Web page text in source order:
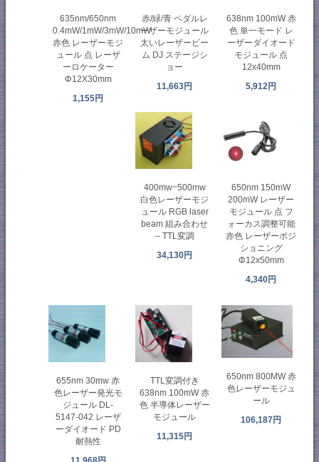
635nm/650nm
0.4mW/1mW/3mW/10mW
赤色 レーザーモジ
ュール 点 レーザ
ーロケーター
Φ12X30mm
1,155円
赤/緑/青 ペダルレ
ーザーモジュール
太いレーザービー
ム DJ ステージシ
ョー
11,663円
638nm 100mW 赤
色 単一モード レ
ーザーダイオード
モジュール 点
12x40mm
5,912円
400mw~500mw
白色レーザーモジ
ュール RGB laser
beam 組み合わせ
-- TTL変調
34,130円
650nm 150mW
200mW レーザー
モジュール 点 フ
ォーカス調整可能
赤色 レーザーポジ
ショニング
Φ12x50mm
4,340円
655nm 30mw 赤
色レーザー発光モ
ジュール DL-
5147-042 レーザ
ーダイオード PD
耐熱性
TTL変調付き
638nm 100mW 赤
色 半導体レーザー
モジュール
11,315円
650nm 800MW 赤
色レーザーモジュ
ール
106,187円